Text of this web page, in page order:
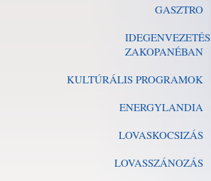
GASZTRO
IDEGENVEZETÉS
ZAKOPANÉBAN
KULTÚRÁLIS PROGRAMOK
ENERGYLANDIA
LOVASKOCSIZÁS
LOVASSZÁNOZÁS